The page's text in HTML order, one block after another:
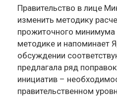
Правительство в лице
изменить методику
прожиточного
методике и напоминает
обсуждении
предлагала ряд
инициатив –
правительственном